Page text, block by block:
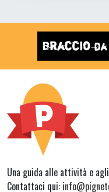
Una guida alle attività e
Contattaci qui: